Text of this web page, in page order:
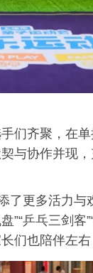
们齐聚，在
与协作并现
了更多活力
”“乒乓三剑
们也陪伴左右